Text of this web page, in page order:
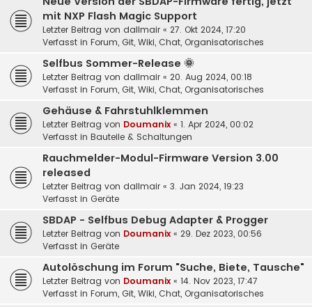
mit NXP Flash Magic Support
Letzter Beitrag von dallmair « 27. Okt 2024, 17:20
Verfasst in Forum, Git, Wiki, Chat, Organisatorisches
Selfbus Sommer-Release 🌞
Letzter Beitrag von dallmair « 20. Aug 2024, 00:18
Verfasst in Forum, Git, Wiki, Chat, Organisatorisches
Gehäuse & Fahrstuhlklemmen
Letzter Beitrag von Doumanix « 1. Apr 2024, 00:02
Verfasst in Bauteile & Schaltungen
Rauchmelder-Modul-Firmware Version 3.00
released
Letzter Beitrag von dallmair « 3. Jan 2024, 19:23
Verfasst in Geräte
SBDAP - Selfbus Debug Adapter & Progger
Letzter Beitrag von Doumanix « 29. Dez 2023, 00:56
Verfasst in Geräte
Autolöschung im Forum "Suche, Biete, Tausche"
Letzter Beitrag von Doumanix « 14. Nov 2023, 17:47
Verfasst in Forum, Git, Wiki, Chat, Organisatorisches